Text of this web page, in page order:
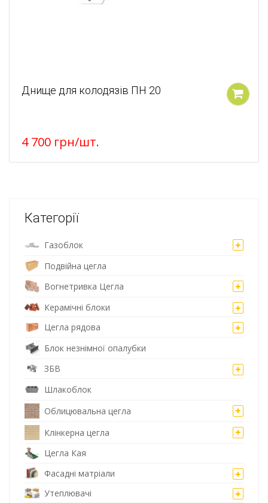
Днище для колодязів ПН 20
4 700 грн/шт.
Категорії
Газоблок
Подвійна цегла
Вогнетривка Цегла
Керамічні блоки
Цегла рядова
Блок незнімної опалубки
ЗБВ
Шлакоблок
Облицювальна цегла
Клінкерна цегла
Цегла Кая
Фасадні матріали
Утеплювачі